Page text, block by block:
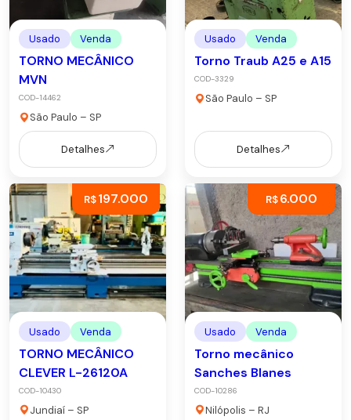
Usado Venda
TORNO MECÂNICO
MVN
COD-14462
São Paulo – SP
Detalhes
Usado Venda
Torno Traub A25 e A15
COD-3329
São Paulo – SP
Detalhes
R$197.000
Usado Venda
TORNO MECÂNICO
CLEVER L-26120A
COD-10430
Jundiaí – SP
R$6.000
Usado Venda
Torno mecânico
Sanches Blanes
COD-10286
Nilópolis – RJ